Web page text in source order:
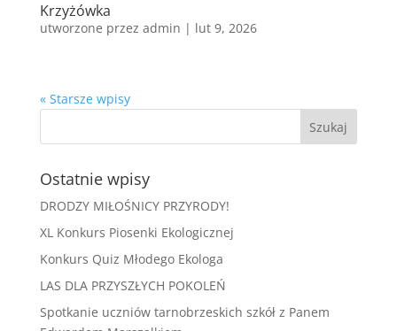
Krzyżówka
utworzone przez admin | lut 9, 2026
« Starsze wpisy
Ostatnie wpisy
DRODZY MIŁOŚNICY PRZYRODY!
XL Konkurs Piosenki Ekologicznej
Konkurs Quiz Młodego Ekologa
LAS DLA PRZYSZŁYCH POKOLEŃ
Spotkanie uczniów tarnobrzeskich szkół z Panem